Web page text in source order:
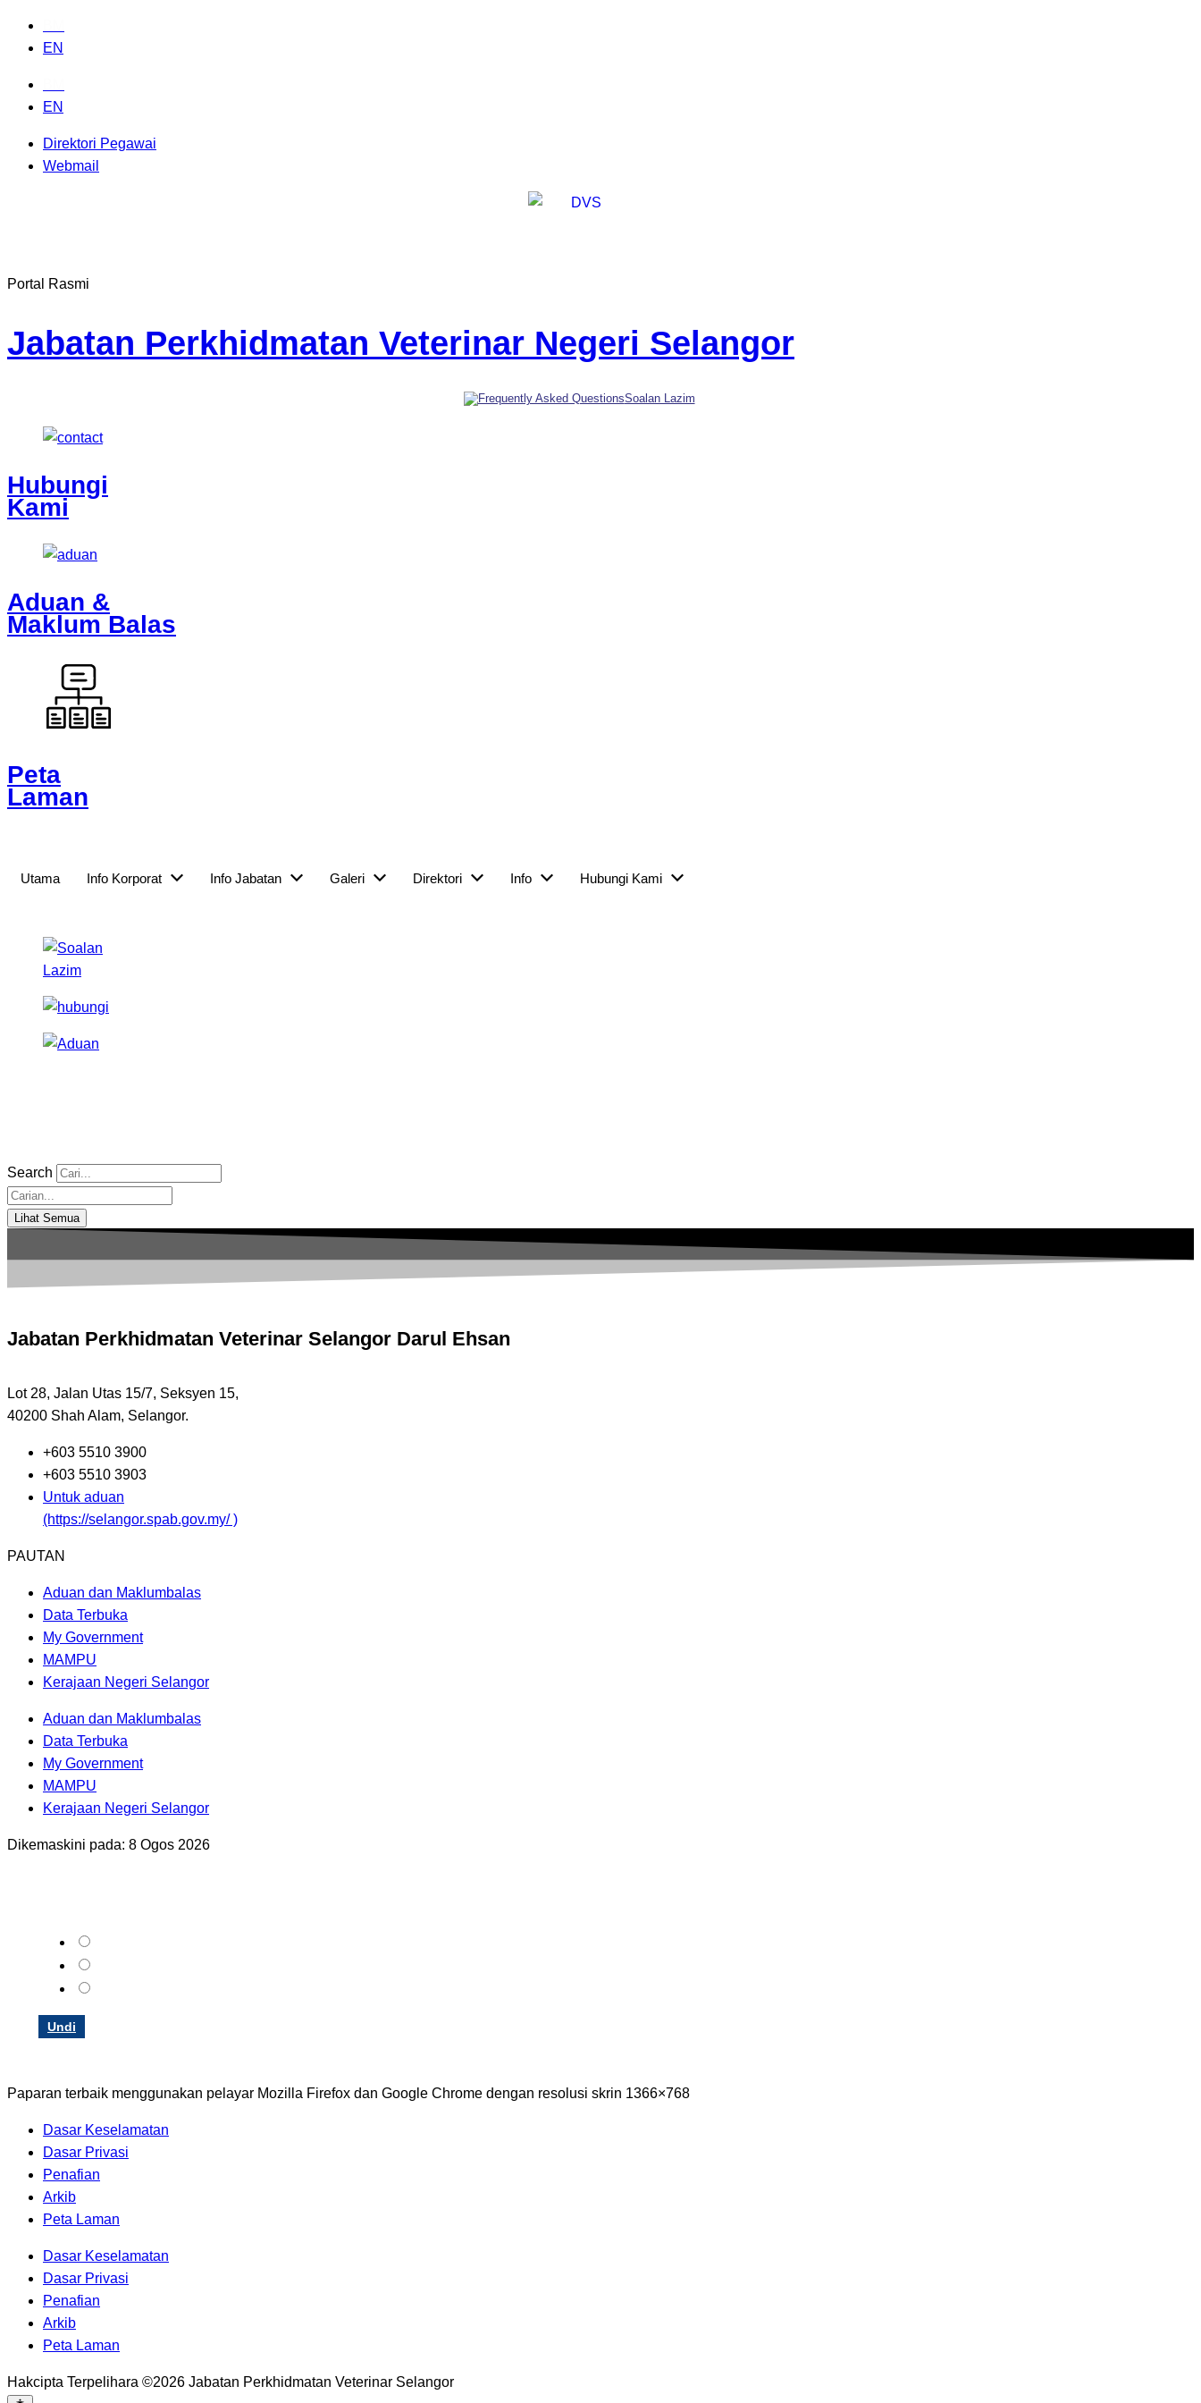
Skip
EN
EN
Direktori Pegawai
Webmail
Portal Rasmi
Jabatan Perkhidmatan Veterinar Negeri Selangor
Soalan Lazim
Hubungi
Kami
Aduan &
Maklum Balas
Peta
Laman
Utama Info Korporat Info Jabatan Galeri Direktori Info Hubungi Kami
Search
Search
...Lihat Semua
Jabatan Perkhidmatan Veterinar Selangor Darul Ehsan
Lot 28, Jalan Utas 15/7, Seksyen 15,
40200 Shah Alam, Selangor.
+603 5510 3900
+603 5510 3903
Untuk aduan
(https://selangor.spab.gov.my/ )
PAUTAN
Aduan dan Maklumbalas
Data Terbuka
My Government
MAMPU
Kerajaan Negeri Selangor
Aduan dan Maklumbalas
Data Terbuka
My Government
MAMPU
Kerajaan Negeri Selangor
Dikemaskini pada: 8 Ogos 2026
Undi
Paparan terbaik menggunakan pelayar Mozilla Firefox dan Google Chrome dengan resolusi skrin 1366×768
Dasar Keselamatan
Dasar Privasi
Penafian
Arkib
Peta Laman
Dasar Keselamatan
Dasar Privasi
Penafian
Arkib
Peta Laman
Hakcipta Terpelihara ©2026 Jabatan Perkhidmatan Veterinar Selangor